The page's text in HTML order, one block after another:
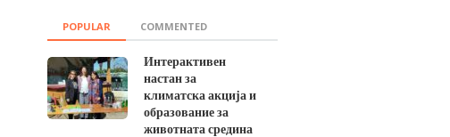
POPULAR COMMENTED
Интерактивен
настан за
климатска акција и
образование за
животната средина